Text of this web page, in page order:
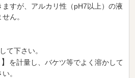
すが、アルカリ性（pH7以上）の液
ん。
て下さい。
を計量し、バケツ等でよく溶かして
。